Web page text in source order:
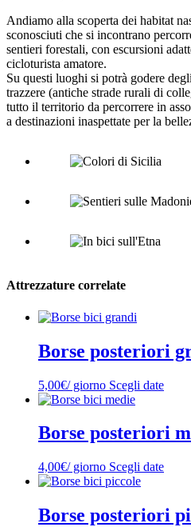
Andiamo alla scoperta dei habitat
sconosciuti che si incontrano
sentieri forestali, con escursioni
cicloturista amatore.
Su questi luoghi si potrà godere
trazzere (antiche strade rurali di
tutto il territorio da percorrere in
a destinazioni inaspettate per la
Attrezzature correlate
Borse posteriori
5,00€/ giorno Scegli date
Borse posteriori
4,00€/ giorno Scegli date
Borse posteriori